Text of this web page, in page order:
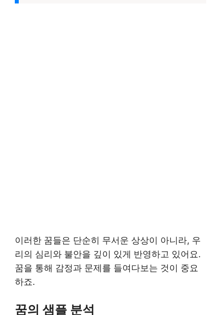
이러한 꿈들은 단순히 무서운 상상이 아니라, 우
리의 심리와 불안을 깊이 있게 반영하고 있어요.
꿈을 통해 감정과 문제를 들여다보는 것이 중요
하죠.
꿈의 샘플 분석